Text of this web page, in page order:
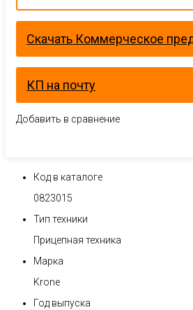
Скачать Коммерческое
КП на почту
Добавить в сравнение
Код в каталоге
0823015
Тип техники
Прицепная техника
Марка
Krone
Год выпуска